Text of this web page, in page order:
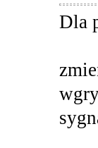
Dla